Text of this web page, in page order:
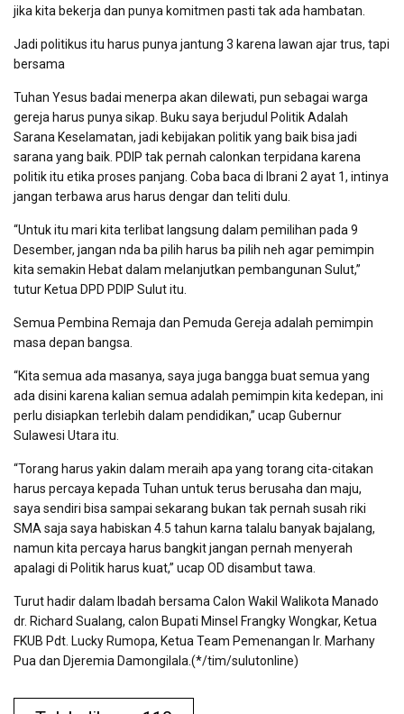
jika kita bekerja dan punya komitmen pasti tak ada hambatan.
Jadi politikus itu harus punya jantung 3 karena lawan ajar trus, tapi
bersama
Tuhan Yesus badai menerpa akan dilewati, pun sebagai warga
gereja harus punya sikap. Buku saya berjudul Politik Adalah
Sarana Keselamatan, jadi kebijakan politik yang baik bisa jadi
sarana yang baik. PDIP tak pernah calonkan terpidana karena
politik itu etika proses panjang. Coba baca di Ibrani 2 ayat 1, intinya
jangan terbawa arus harus dengar dan teliti dulu.
“Untuk itu mari kita terlibat langsung dalam pemilihan pada 9
Desember, jangan nda ba pilih harus ba pilih neh agar pemimpin
kita semakin Hebat dalam melanjutkan pembangunan Sulut,”
tutur Ketua DPD PDIP Sulut itu.
Semua Pembina Remaja dan Pemuda Gereja adalah pemimpin
masa depan bangsa.
“Kita semua ada masanya, saya juga bangga buat semua yang
ada disini karena kalian semua adalah pemimpin kita kedepan, ini
perlu disiapkan terlebih dalam pendidikan,” ucap Gubernur
Sulawesi Utara itu.
“Torang harus yakin dalam meraih apa yang torang cita-citakan
harus percaya kepada Tuhan untuk terus berusaha dan maju,
saya sendiri bisa sampai sekarang bukan tak pernah susah riki
SMA saja saya habiskan 4.5 tahun karna talalu banyak bajalang,
namun kita percaya harus bangkit jangan pernah menyerah
apalagi di Politik harus kuat,” ucap OD disambut tawa.
Turut hadir dalam Ibadah bersama Calon Wakil Walikota Manado
dr. Richard Sualang, calon Bupati Minsel Frangky Wongkar, Ketua
FKUB Pdt. Lucky Rumopa, Ketua Team Pemenangan Ir. Marhany
Pua dan Djeremia Damongilala.(*/tim/sulutonline)